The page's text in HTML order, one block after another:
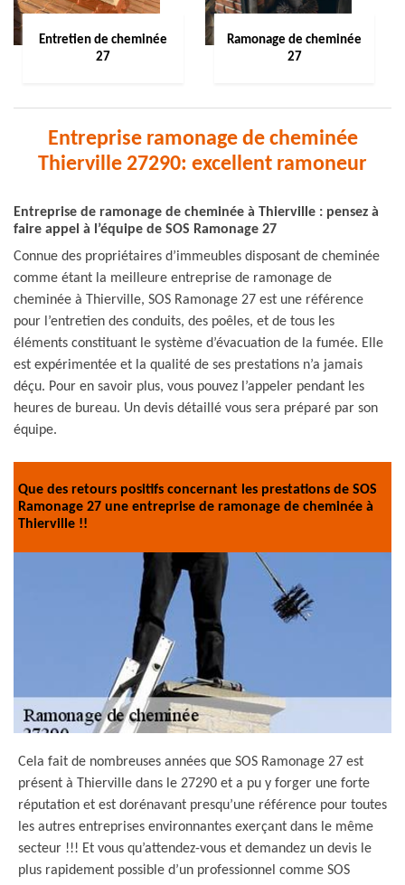
Entretien de cheminée
27
Ramonage de cheminée
27
Entreprise ramonage de cheminée
Thierville 27290: excellent ramoneur
Entreprise de ramonage de cheminée à Thierville : pensez à
faire appel à l’équipe de SOS Ramonage 27
Connue des propriétaires d’immeubles disposant de cheminée
comme étant la meilleure entreprise de ramonage de
cheminée à Thierville, SOS Ramonage 27 est une référence
pour l’entretien des conduits, des poêles, et de tous les
éléments constituant le système d’évacuation de la fumée. Elle
est expérimentée et la qualité de ses prestations n’a jamais
déçu. Pour en savoir plus, vous pouvez l’appeler pendant les
heures de bureau. Un devis détaillé vous sera préparé par son
équipe.
Que des retours positifs concernant les prestations de SOS
Ramonage 27 une entreprise de ramonage de cheminée à
Thierville !!
Cela fait de nombreuses années que SOS Ramonage 27 est
présent à Thierville dans le 27290 et a pu y forger une forte
réputation et est dorénavant presqu’une référence pour toutes
les autres entreprises environnantes exerçant dans le même
secteur !!! Et vous qu’attendez-vous et demandez un devis le
plus rapidement possible d’un professionnel comme SOS